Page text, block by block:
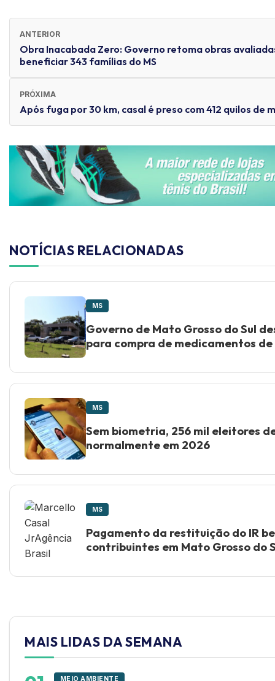
ANTERIOR
Obra Inacabada Zero: Governo retoma obras
beneficiar 343 famílias do MS
PRÓXIMA
Após fuga por 30 km, casal é preso com 412 quilos de
NOTÍCIAS RELACIONADAS
MS
Governo de Mato Grosso do Sul
para compra de medicamentos
MS
Sem biometria, 256 mil eleitores
normalmente em 2026
MS
Pagamento da restituição do IR
contribuintes em Mato Grosso do
MAIS LIDAS DA SEMANA
MEIO AMBIENTE